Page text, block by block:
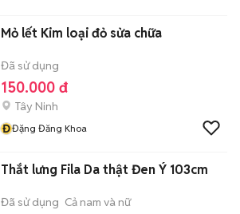
Mỏ lết Kim loại đỏ sửa chữa
Đã sử dụng
150.000 đ
Tây Ninh
ĐĐặng Đăng Khoa
Thắt lưng Fila Da thật Đen Ý 103cm
Đã sử dụng Cả nam và nữ